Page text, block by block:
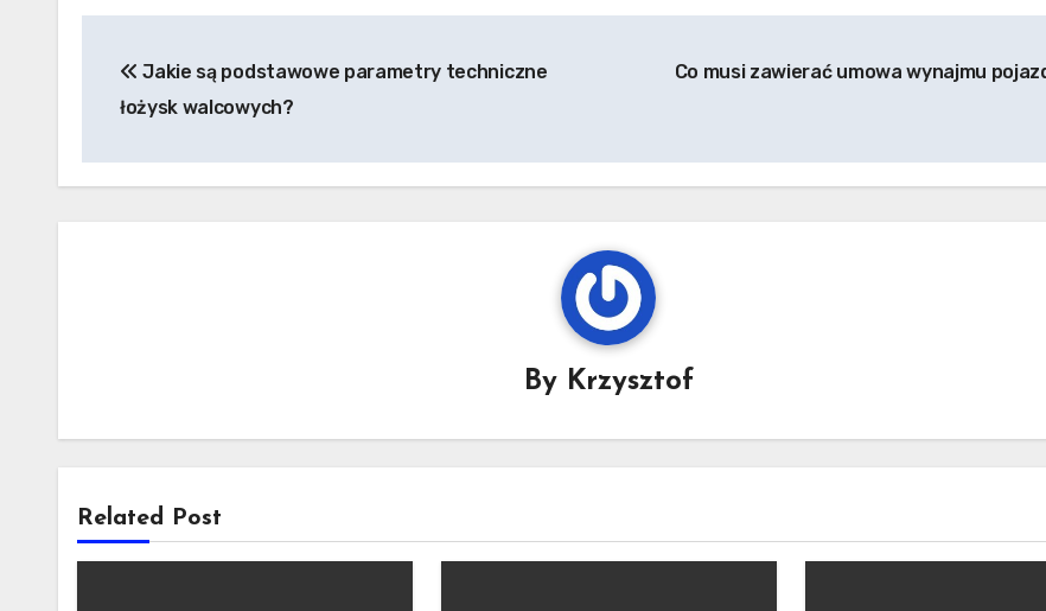
wpisuJakie są podstawowe parametry techniczne
łożysk walcowych?
Co musi zawierać umowa wynajmu
By Krzysztof
Related Post